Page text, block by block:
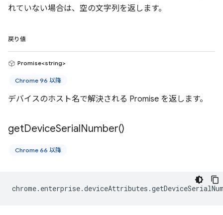
れていない場合は、空の文字列を返します。
戻り値
Promise<string>
Chrome 96 以降
デバイスのホスト名で解決される Promise を返します。
getDeviceSerialNumber()
Chrome 66 以降
chrome. enterprise.deviceAttributes .